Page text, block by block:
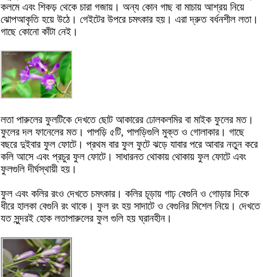
কলমে এবং শিকড় থেকে চারা গজায়। অন্য কোন গাছ বা মাচায় আশ্রয় নিয়ে
ঝোপআকৃতি হয়ে উঠে। গেইটের উপরে চমৎকার হয়। এরা দ্রুত বর্ধনশীল লতা।
গাছে কোনো কাঁটা নেই।
লতা পারুলের ফুলটিকে দেখতে ছোট আকারের ঢোলকলমির বা মাইক ফুলের মত।
ফুলের দল ফানেলের মত। পাপড়ি ৫টি, পাপড়িগুলি মুক্ত ও গোলাকার। গাছে
বছরে দুইবার ফুল ফোটে। প্রথম বার ফুল ফুটে ঝড়ে যাবার পরে আবার নতুন করে
কলি আসে এবং প্রচুর ফুল ফোটে। সাধারনত থোকায় থোকায় ফুল ফোটে এবং
ফুলগুলি দীর্ঘস্থায়ী হয়।
ফুল এবং কলির রংও দেখতে চমৎকার। কলির চূড়ায় গাঢ় বেগুনি ও গোড়ার দিকে
ধীরে হালকা বেগুনি রং থাকে। ফুল রং হয় সাদাটে ও বেগুনির মিশেল নিয়ে। দেখতে
যত সুন্দরই হোক লতাপারুলের ফুল গুলি হয় ঘ্রানহীন।